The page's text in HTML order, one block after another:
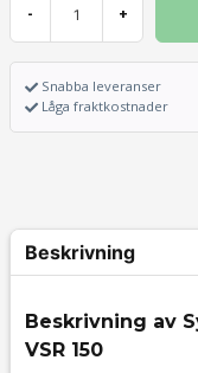
- +
Snabba leveranser
Låga fraktkostnader
Beskrivning
Beskrivning av
VSR 150